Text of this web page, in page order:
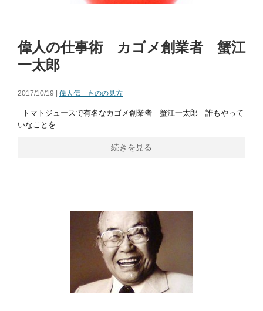
偉人の仕事術 カゴメ創業者 蟹江
一太郎
2017/10/19 | 偉人伝 ものの見方
トマトジュースで有名なカゴメ創業者 蟹江一太郎 誰もやって
いなことを
続きを見る